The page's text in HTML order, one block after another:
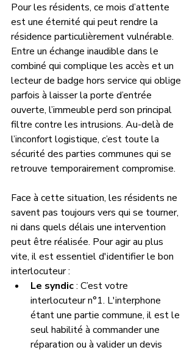
Pour les résidents, ce mois d’attente
est une éternité qui peut rendre la
résidence particulièrement vulnérable.
Entre un échange inaudible dans le
combiné qui complique les accès et un
lecteur de badge hors service qui oblige
parfois à laisser la porte d’entrée
ouverte, l’immeuble perd son principal
filtre contre les intrusions. Au-delà de
l’inconfort logistique, c’est toute la
sécurité des parties communes qui se
retrouve temporairement compromise.
Face à cette situation, les résidents ne
savent pas toujours vers qui se tourner,
ni dans quels délais une intervention
peut être réalisée. Pour agir au plus
vite, il est essentiel d'identifier le bon
interlocuteur :
Le syndic : C’est votre
interlocuteur n°1. L'interphone
étant une partie commune, il est le
seul habilité à commander une
réparation ou à valider un devis